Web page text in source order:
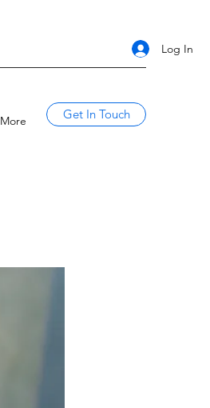
Log In
More Get In Touch